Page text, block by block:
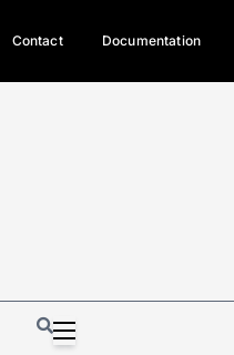
原住民族、立院電競
光電場回
Contact Documentation